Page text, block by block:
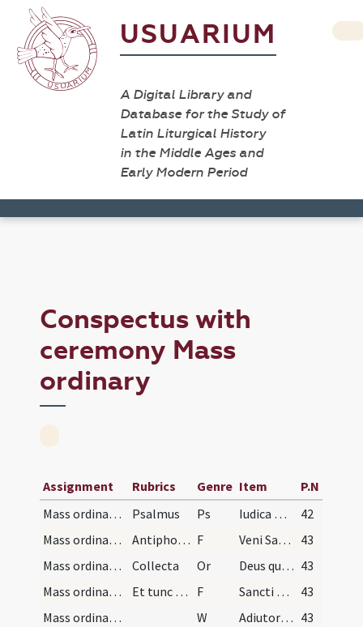
USUARIUM
A Digital Library and
Database for the Study of
Latin Liturgical History
in the Middle Ages and
Early Modern Period
Conspectus with
ceremony Mass
ordinary
Assignment Rubrics Genre Item
P.N
Mass ordinary/access
Psalmus Ps Iudica me Deus
42
Mass ordinary/confession
Antiphona F Veni Sancte Spiritus reple
43
Mass ordinary/confession/1
Collecta Or Deus qui corda fidelium 43
Mass ordinary/confession/1
Et tunc geniculando ante altare dicat. Confiteor F Sancti Spiritus assit nobis gratia
43
Mass ordinary/confession/2
W Adiutorium 43